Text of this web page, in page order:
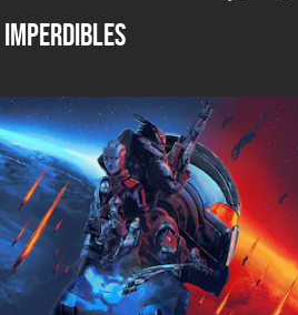
Imperdibles